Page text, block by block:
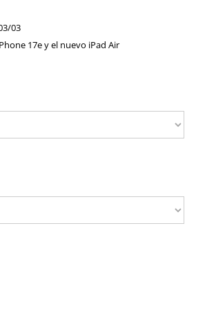
03
17e y el nuevo iPad Air